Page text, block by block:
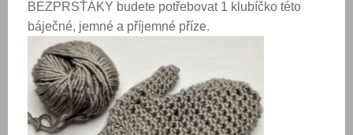
BEZPRSŤÁKY budete potřebovat 1 klubíčko této
báječné, jemné a příjemné příze.